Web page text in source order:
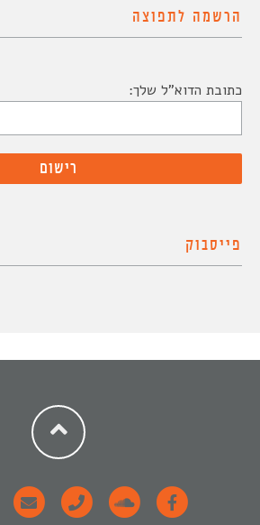
הרשמה לתפוצה
כתובת הדוא"ל שלך:
פייסבוק